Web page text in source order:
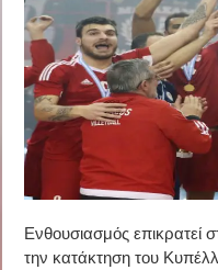
Ενθουσιασμός επικρατεί
την κατάκτηση του